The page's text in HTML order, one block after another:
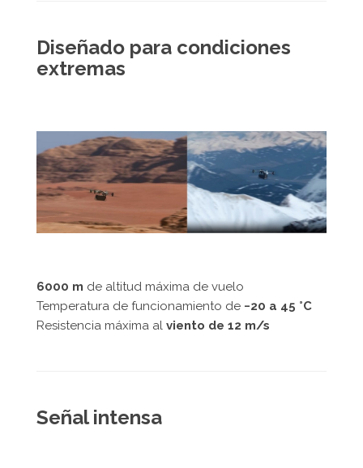
Diseñado para condiciones
extremas
6000 m de altitud máxima de vuelo
Temperatura de funcionamiento de −20 a 45 °C
Resistencia máxima al viento de 12 m/s
Señal intensa